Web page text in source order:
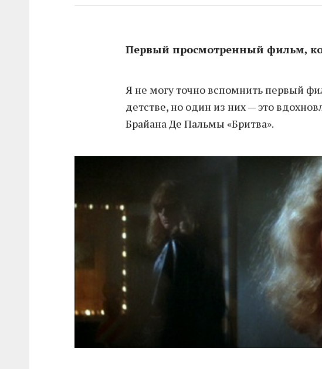
Первый просмотренный фильм,
Я не могу точно вспомнить первый
детстве, но один из них — это
Брайана Де Пальмы «Бритва».